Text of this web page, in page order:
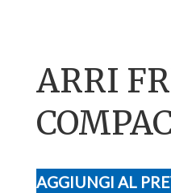
ARRI
AGGIUNGI AL